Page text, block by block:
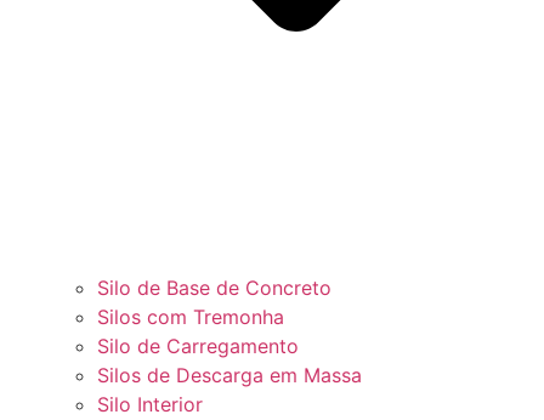
Silo de Base de Concreto
Silos com Tremonha
Silo de Carregamento
Silos de Descarga em Massa
Silo Interior